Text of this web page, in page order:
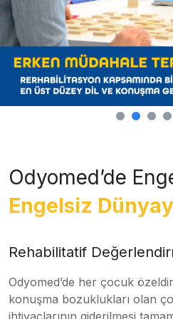
Odyomed’de
Engelsiz
Rehabilitatif
Odyomed’de her çocuk
konuşma bozuklukları olan
ihtiyaçlarının giderilmesi